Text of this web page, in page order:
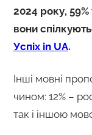
2024 року,
вони
Успіх in UA.
Інші мовні
чином: 12% –
так і іншою